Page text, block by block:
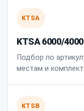
KTSA
KTSA 6000/4000
Подбор по
местам и
KTSB